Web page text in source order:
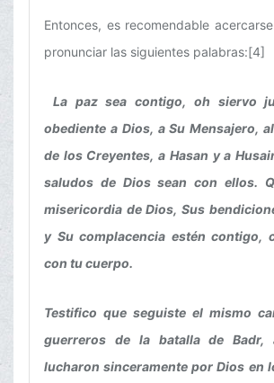
Entonces, es recomendable
pronunciar las siguientes palabras:[4]
La paz sea contigo, oh siervo
obediente a Dios, a Su Mensajero,
de los Creyentes, a Hasan y a
saludos de Dios sean con ellos.
misericordia de Dios, Sus
y Su complacencia estén contigo,
con tu cuerpo.
Testifico que seguiste el mismo
guerreros de la batalla de Badr,
lucharon sinceramente por Dios en